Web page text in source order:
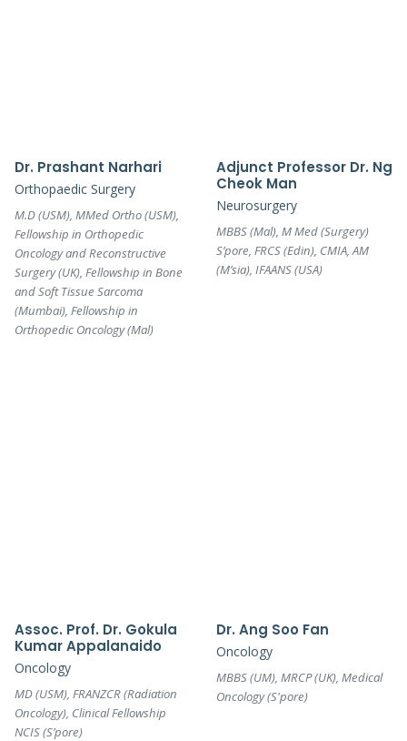
Dr. Prashant Narhari
Orthopaedic Surgery
M.D (USM), MMed Ortho (USM),
Fellowship in Orthopedic
Oncology and Reconstructive
Surgery (UK), Fellowship in Bone
and Soft Tissue Sarcoma
(Mumbai), Fellowship in
Orthopedic Oncology (Mal)
Adjunct Professor Dr. Ng
Cheok Man
Neurosurgery
MBBS (Mal), M Med (Surgery)
S’pore, FRCS (Edin), CMIA, AM
(M’sia), IFAANS (USA)
Assoc. Prof. Dr. Gokula
Kumar Appalanaido
Oncology
MD (USM), FRANZCR (Radiation
Oncology), Clinical Fellowship
NCIS (S’pore)
Dr. Ang Soo Fan
Oncology
MBBS (UM), MRCP (UK), Medical
Oncology (S'pore)